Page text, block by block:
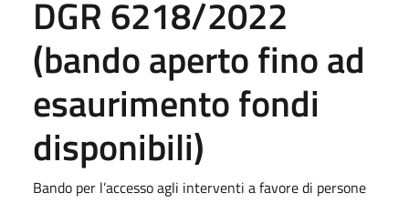
DGR 6218/2022
(bando aperto fino ad
esaurimento fondi
disponibili)
Bando per l’accesso agli interventi a favore di persone